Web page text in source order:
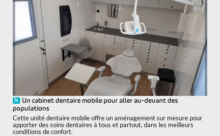
Un cabinet dentaire mobile pour aller au-devant des
populations
Cette unité dentaire mobile offre un aménagement sur mesure pour
apporter des soins dentaires à tous et partout, dans les meilleurs
conditions de confort.